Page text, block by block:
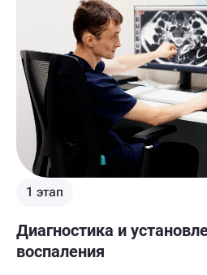
1 этап
Диагностика и
воспаления